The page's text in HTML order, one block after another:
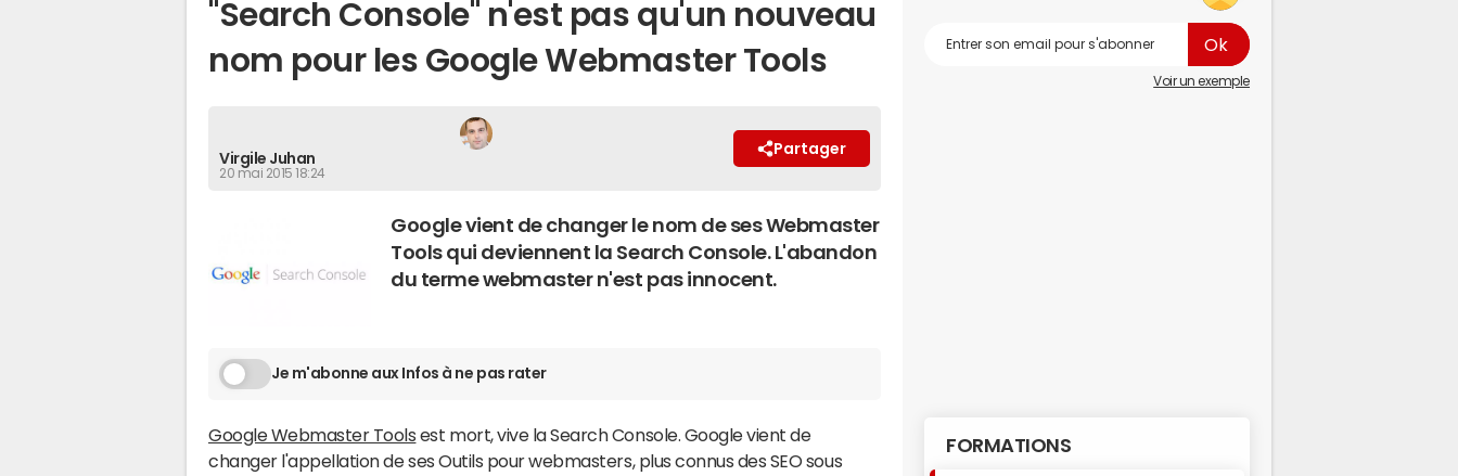
"Search Console" n'est pas qu'un nouveau
nom pour les Google Webmaster Tools
Virgile Juhan
20 mai 2015 18:24
Partager
Google vient de changer le nom de ses Webmaster
Tools qui deviennent la Search Console. L'abandon
du terme webmaster n'est pas innocent.
Je m'abonne aux Infos à ne pas rater
Google Webmaster Tools est mort, vive la Search Console. Google vient de
changer l'appellation de ses Outils pour webmasters, plus connus des SEO sous
Voir un exemple
FORMATIONS